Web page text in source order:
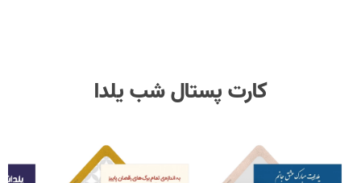
کارت پستال شب یلدا